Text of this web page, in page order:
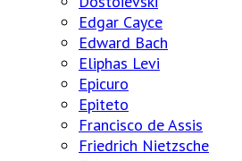
Edgar Cayce
Edward Bach
Eliphas Levi
Epicuro
Epiteto
Francisco de Assis
Friedrich Nietzsche